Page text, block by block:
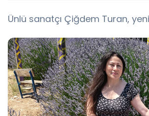
Ünlü sanatçı Çiğdem Turan, yeni